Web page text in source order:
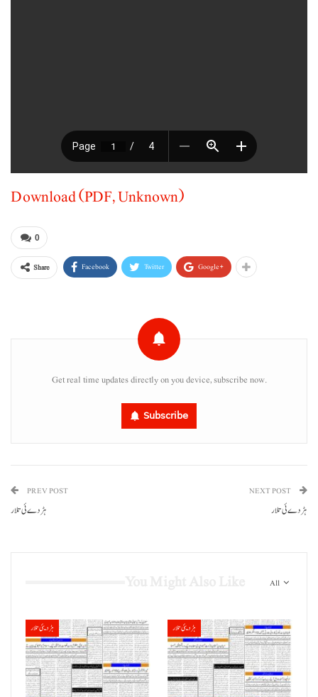
Download (PDF, Unknown)
0
Share Facebook Twitter Google+
Get real time updates directly on you device, subscribe now.
Subscribe
PREV POST
ہڑدے ئی تلار
NEXT POST
ہڑدے ئی تلار
All
ہڑدیئی تلار ہڑدیئی تلار